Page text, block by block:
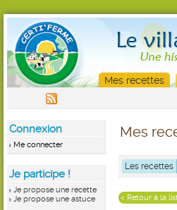
Mes recettes
Connexion
Me connecter
Je participe !
Je propose une recette
Je propose une astuce
Mes
Les recettes
< Retour à la